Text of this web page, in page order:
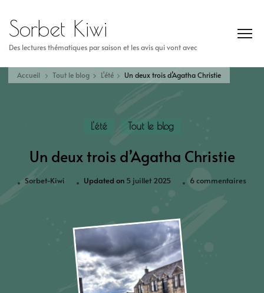
Sorbet Kiwi
Des lectures thématiques par saison et les avis qui vont avec
Accueil Tout le blog L'été Un deux trois d’Agatha Christie
L'été Tout le blog
Un deux trois d’Agatha Christie
Sorbet-Kiwi Updated on 5 juillet 2025 6 commentaires